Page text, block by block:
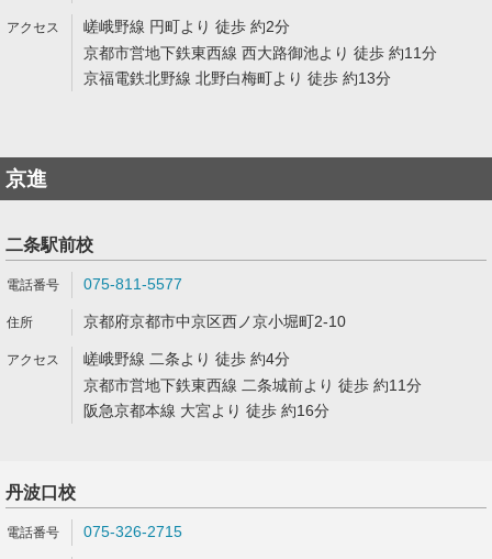
嵯峨野線 円町より 徒歩 約2分
京都市営地下鉄東西線 西大路御池より 徒歩 約11分
京福電鉄北野線 北野白梅町より 徒歩 約13分
京進
二条駅前校
075-811-5577
京都府京都市中京区西ノ京小堀町2-10
嵯峨野線 二条より 徒歩 約4分
京都市営地下鉄東西線 二条城前より 徒歩 約11分
阪急京都本線 大宮より 徒歩 約16分
丹波口校
075-326-2715